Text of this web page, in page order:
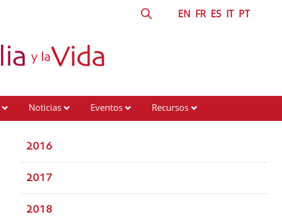
EN FR ES IT PT
Noticias Eventos
Recursos
2016
2017
2018